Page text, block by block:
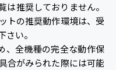
は推奨しておりません。
トの推奨動作環境は、受
い。
全機種の完全な動作保
合がみられた際には可能